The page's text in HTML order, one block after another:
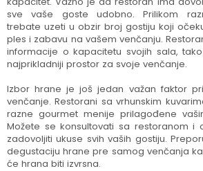
sve vaše goste udobno. Prilikom
trebate uzeti u obzir broj gostiju koji
ples i zabavu na vašem venčanju.
informacije o kapacitetu svojih sala,
najprikladniji prostor za svoje venčanje.
Izbor hrane je još jedan važan faktor
venčanje. Restorani sa vrhunskim
razne gourmet menije prilagođene
Možete se konsultovati sa restoranom i
zadovoljiti ukuse svih vaših gostiju.
degustaciju hrane pre samog venčanja
će hrana biti izvrsna.